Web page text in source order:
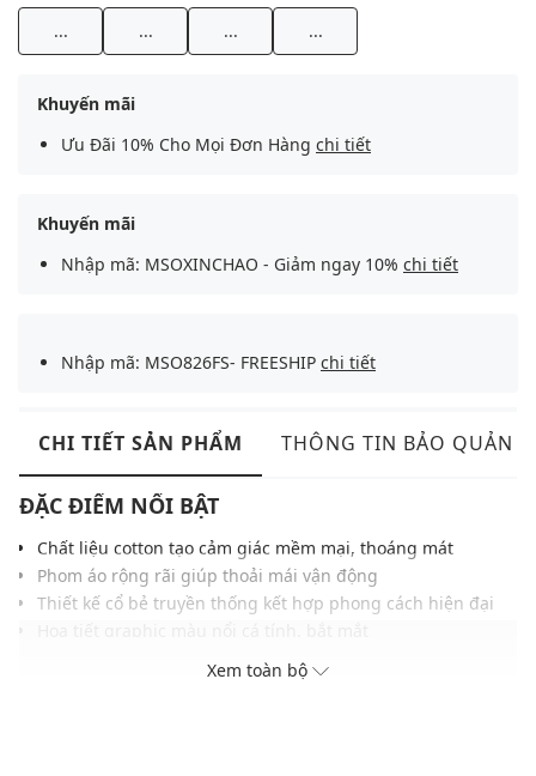
... ... ... ...
Khuyến mãi
Ưu Đãi 10% Cho Mọi Đơn Hàng chi tiết
Khuyến mãi
Nhập mã: MSOXINCHAO - Giảm ngay 10% chi tiết
Nhập mã: MSO826FS- FREESHIP chi tiết
CHI TIẾT SẢN PHẨM THÔNG TIN BẢO QUẢN
ĐẶC ĐIỂM NỔI BẬT
Chất liệu cotton tạo cảm giác mềm mại, thoáng mát
Phom áo rộng rãi giúp thoải mái vận động
Thiết kế cổ bẻ truyền thống kết hợp phong cách hiện đại
Màu sắc dễ phối với nhiều trang phục, phụ kiện
Xem toàn bộ